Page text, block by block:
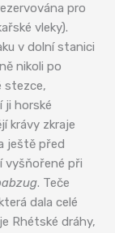
pro
vleky).
v dolní stanici
nikoli po
stezce,
ji horské
krávy zkraje
ještě před
vyšňořené při
. Teče
dala celé
Rhétské dráhy,